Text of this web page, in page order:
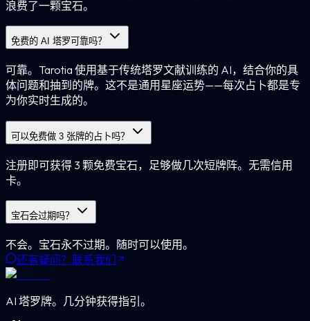
浪费了一颗宝石。
免费的 AI 塔罗可靠吗？
可靠。Tarotia 使用基于传统塔罗文献训练的 AI，结合你的具
体问题和抽到的牌。这不是通用星座运势——每次占卜都是专
为你实时生成的。
可以免费做 3 张牌的占卜吗？
注册即可获得 3 颗免费宝石，足够做几次短牌阵。无需信用
卡。
宝石会过期吗？
不会。宝石永不过期。随时可以使用。
还有疑问？联系我们
AI 塔罗牌。几分钟获得指引。